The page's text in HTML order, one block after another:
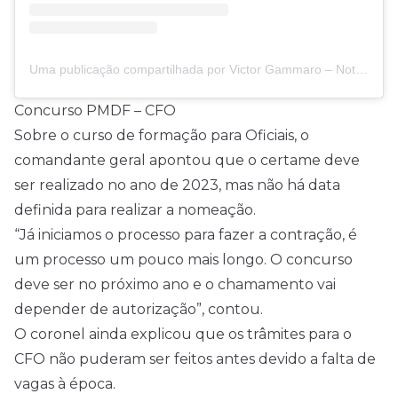
Uma publicação compartilhada por Victor Gammaro – Notícias de Concursos (@victorconcursos)
Concurso PMDF – CFO
Sobre o curso de formação para Oficiais, o
comandante geral apontou que o certame deve
ser realizado no ano de 2023, mas não há data
definida para realizar a nomeação.
“Já iniciamos o processo para fazer a contração, é
um processo um pouco mais longo. O concurso
deve ser no próximo ano e o chamamento vai
depender de autorização”, contou.
O coronel ainda explicou que os trâmites para o
CFO não puderam ser feitos antes devido a falta de
vagas à época.